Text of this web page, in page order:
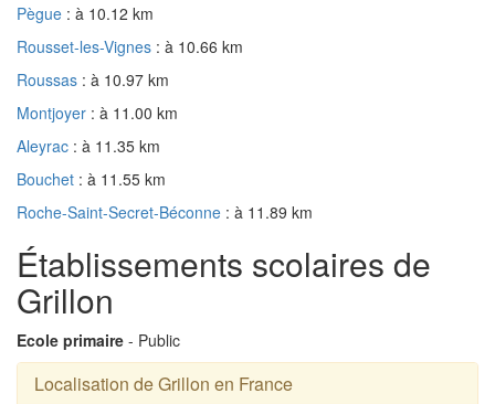
Pègue : à 10.12 km
Rousset-les-Vignes : à 10.66 km
Roussas : à 10.97 km
Montjoyer : à 11.00 km
Aleyrac : à 11.35 km
Bouchet : à 11.55 km
Roche-Saint-Secret-Béconne : à 11.89 km
Établissements scolaires de
Grillon
Ecole primaire - Public
Localisation de Grillon en France